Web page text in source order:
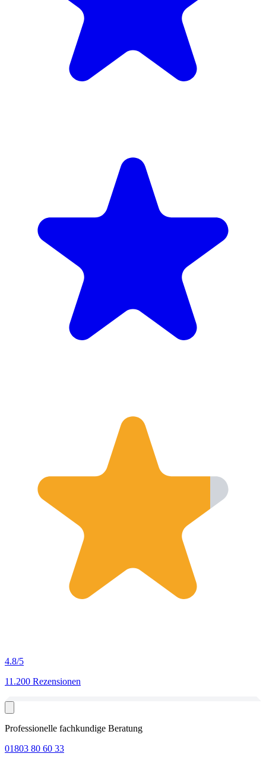
4.8/5
11.200 Rezensionen
Professionelle fachkundige Beratung
01803 80 60 33